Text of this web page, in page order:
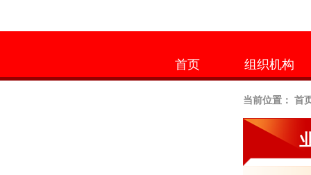
首页 组织机构
当前位置： 首